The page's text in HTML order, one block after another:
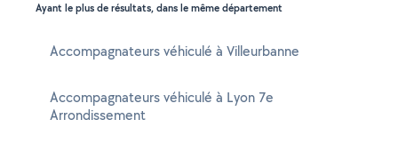
Ayant le plus de résultats, dans le même département
Accompagnateurs véhiculé à Villeurbanne
Accompagnateurs véhiculé à Lyon 7e
Arrondissement